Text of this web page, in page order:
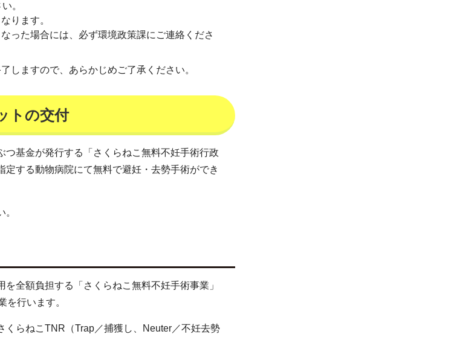
。
ります。
った場合には、必ず環境政策課にご連絡くださ
しますので、あらかじめご了承ください。
トの交付
基金が発行する「さくらねこ無料不妊手術行政
する動物病院にて無料で避妊・去勢手術ができ
全額負担する「さくらねこ無料不妊手術事業」
を行います。
くらねこTNR（Trap／捕獲し、Neuter／不妊去勢